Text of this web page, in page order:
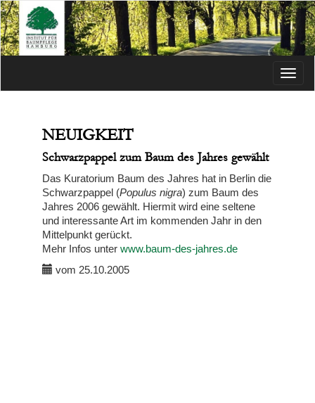
Menü
NEUIGKEIT
Schwarzpappel zum Baum des Jahres gewählt
Das Kuratorium Baum des Jahres hat in Berlin die
Schwarzpappel (Populus nigra) zum Baum des
Jahres 2006 gewählt. Hiermit wird eine seltene
und interessante Art im kommenden Jahr in den
Mittelpunkt gerückt.
Mehr Infos unter www.baum-des-jahres.de
vom 25.10.2005